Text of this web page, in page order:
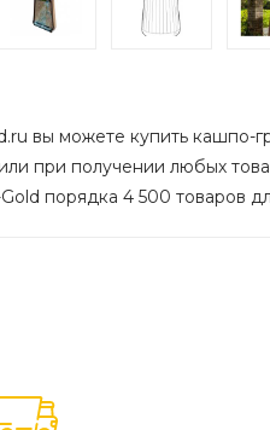
вы можете купить кашпо-
при получении любых
порядка 4 500 товаров